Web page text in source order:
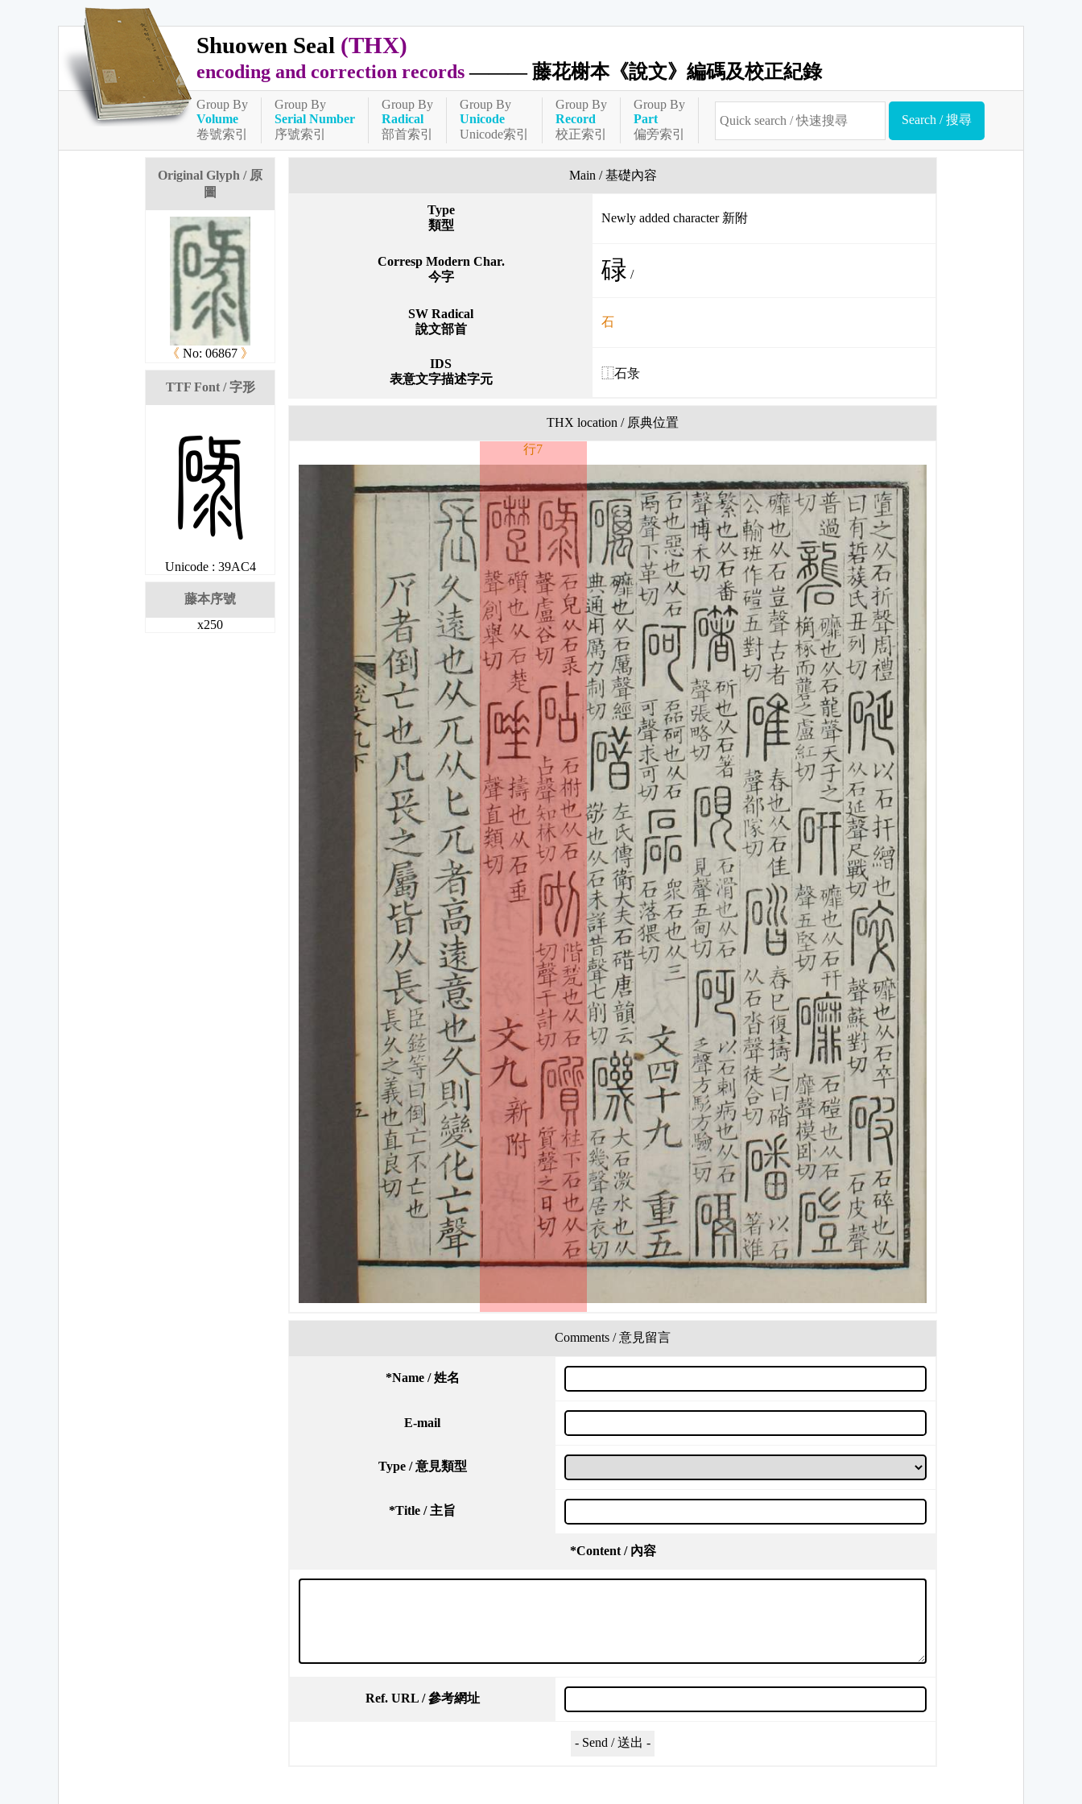
Shuowen Seal (THX)
encoding and correction records ——— 藤花榭本《說文》編碼及校正紀錄
Group By
Volume
卷號索引
Group By
Serial Number
序號索引
Group By
Radical
部首索引
Group By
Unicode
Unicode索引
Group By
Record
校正索引
Group By
Part
偏旁索引
Original Glyph / 原
圖
《 No: 06867 》
TTF Font / 字形
棄
Unicode : 39AC4
藤本序號
x250
Main / 基礎內容
Type
類型
Newly added character 新附
Corresp Modern Char.
今字
碌 /
SW Radical
說文部首
石
IDS
表意文字描述字元
⿰石彔
THX location / 原典位置
行7
Comments / 意見留言
*Name / 姓名
E-mail
Type / 意見類型
*Title / 主旨
*Content / 內容
Ref. URL / 參考網址